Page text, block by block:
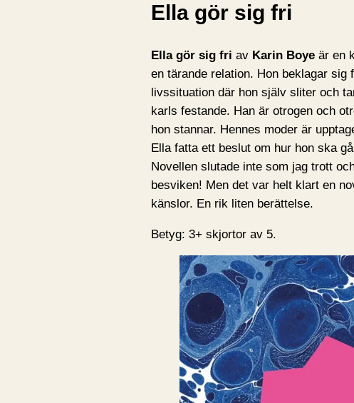
Ella gör sig fri
Ella gör sig fri av Karin Boye är en
en tärande relation. Hon beklagar sig
livssituation där hon själv sliter och
karls festande. Han är otrogen och
hon stannar. Hennes moder är
Ella fatta ett beslut om hur hon ska
Novellen slutade inte som jag trott
besviken! Men det var helt klart en
känslor. En rik liten berättelse.
Betyg: 3+ skjortor av 5.